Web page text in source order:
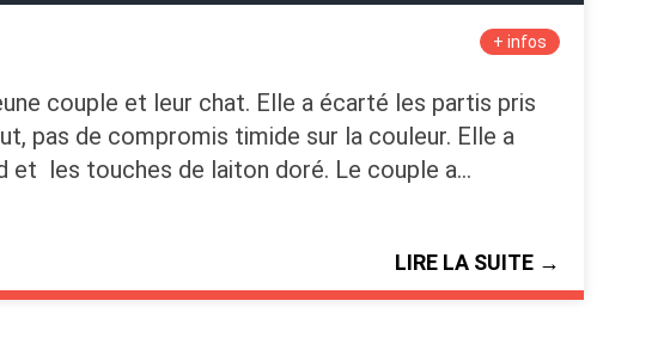
+ infos
couple et leur chat. Elle a écarté les partis pris
pas de compromis timide sur la couleur. Elle a
les touches de laiton doré. Le couple a…
LIRE LA SUITE →